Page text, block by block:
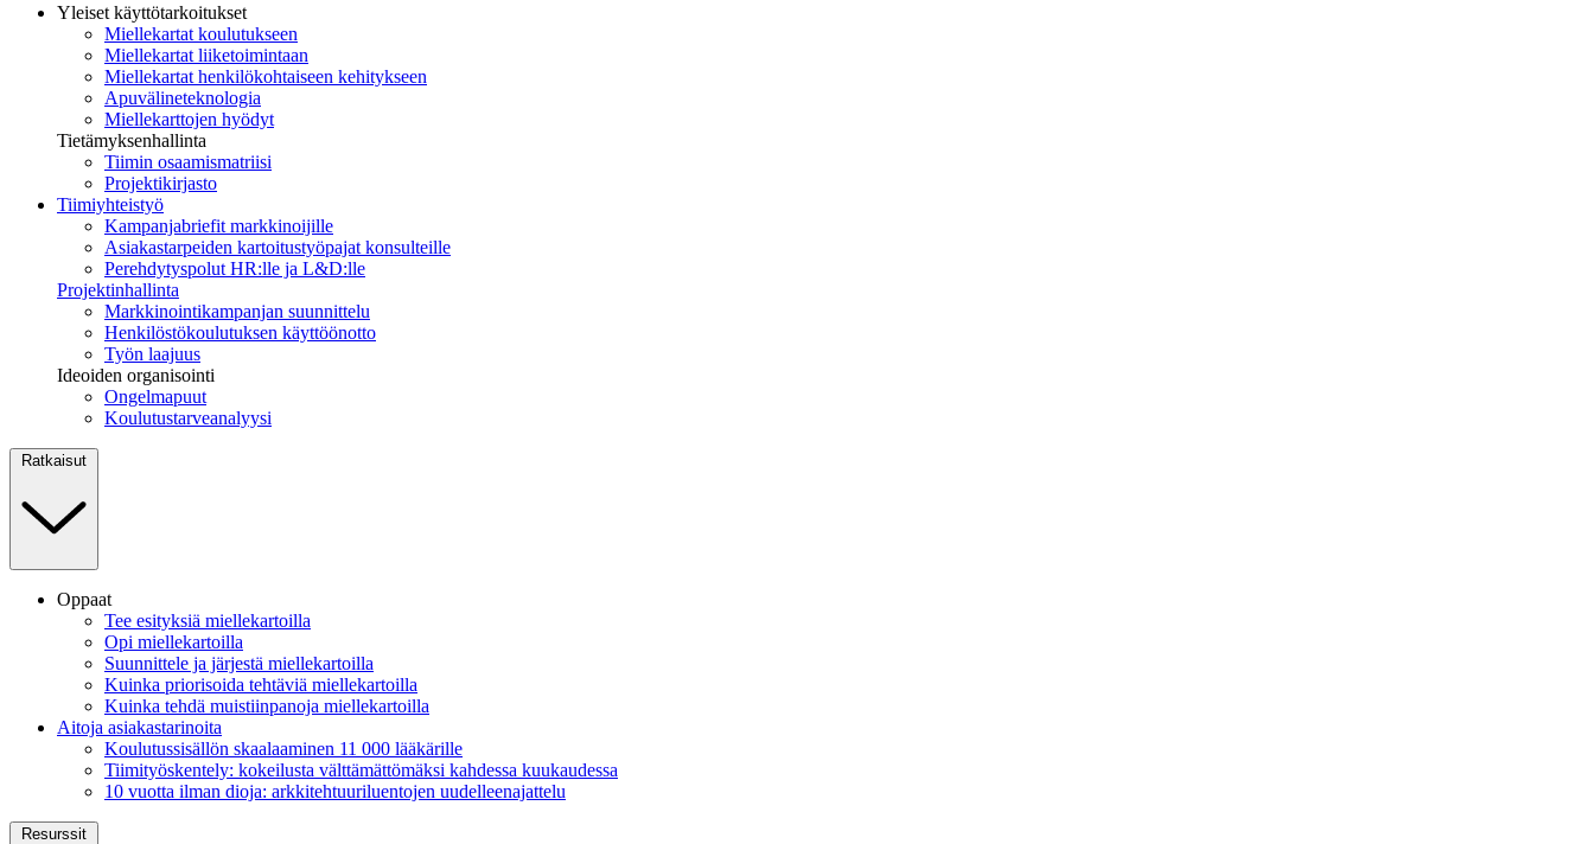
Yleiset käyttötarkoitukset
Miellekartat koulutukseen
Miellekartat liiketoimintaan
Miellekartat henkilökohtaiseen kehitykseen
Apuvälineteknologia
Miellekarttojen hyödyt
Tietämyksenhallinta
Tiimin osaamismatriisi
Projektikirjasto
Tiimiyhteistyö
Kampanjabriefit markkinoijille
Asiakastarpeiden kartoitustyöpajat konsulteille
Perehdytyspolut HR:lle ja L&D:lle
Projektinhallinta
Markkinointikampanjan suunnittelu
Henkilöstökoulutuksen käyttöönotto
Työn laajuus
Ideoiden organisointi
Ongelmapuut
Koulutustarveanalyysi
Ratkaisut
Oppaat
Tee esityksiä miellekartoilla
Opi miellekartoilla
Suunnittele ja järjestä miellekartoilla
Kuinka priorisoida tehtäviä miellekartoilla
Kuinka tehdä muistiinpanoja miellekartoilla
Aitoja asiakastarinoita
Koulutussisällön skaalaaminen 11 000 lääkärille
Tiimityöskentely: kokeilusta välttämättömäksi kahdessa kuukaudessa
10 vuotta ilman dioja: arkkitehtuuriluentojen uudelleenajattelu
Resurssit